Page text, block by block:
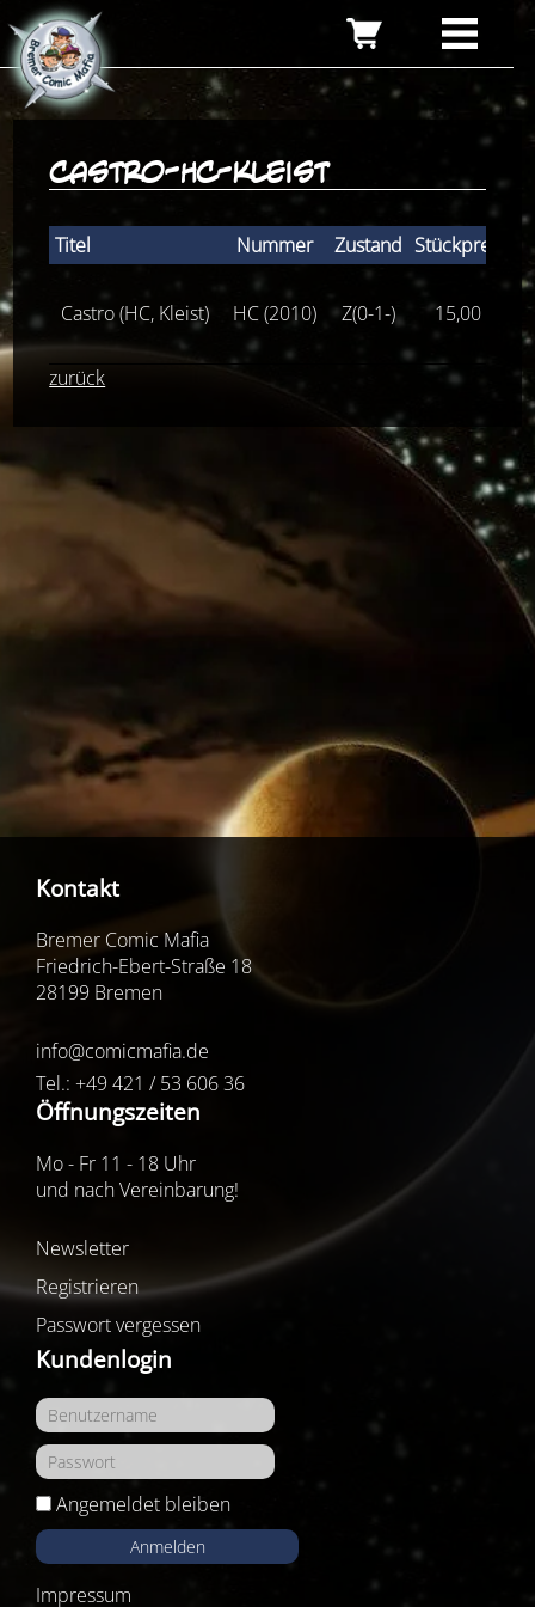
castro-hc-kleist
Titel Nummer Zustand Stückpreis
Castro (HC, Kleist) HC (2010) Z(0-1-) 15,00
zurück
Kontakt
Bremer Comic Mafia
Friedrich-Ebert-Straße 18
28199 Bremen
info@comicmafia.de
Tel.: +49 421 / 53 606 36
Öffnungszeiten
Mo - Fr 11 - 18 Uhr
und nach Vereinbarung!
Newsletter
Registrieren
Passwort vergessen
Kundenlogin
Angemeldet bleiben
Anmelden
Impressum